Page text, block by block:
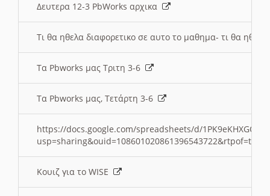
Δευτερα 12-3 PbWorks αρχικα
Τι θα ηθελα διαφορετικο σε αυτο το μαθημα- τι θα
Τα Pbworks μας Τριτη 3-6
Τα Pbworks μας, Τετάρτη 3-6
https://docs.google.com/spreadsheets/d/
Κουιζ για το WISE